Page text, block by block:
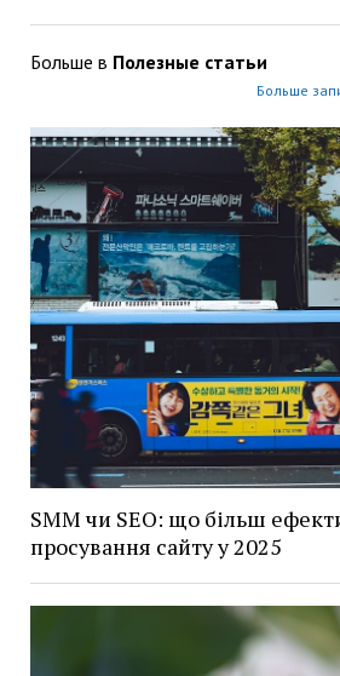
Больше в Полезные статьи
Больше
SMM чи SEO: що більш
просування сайту у 2025